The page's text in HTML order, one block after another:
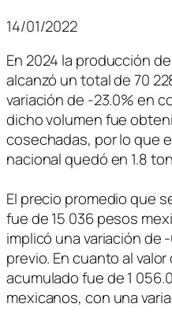
14/01/2022
En 2024 la producción
alcanzó un total de 70
variación de -23.0% en
dicho volumen fue
cosechadas, por lo que
nacional quedó en 1.8
El precio promedio que
fue de 15 036 pesos
implicó una variación de
previo. En cuanto al
acumulado fue de 1
mexicanos, con una